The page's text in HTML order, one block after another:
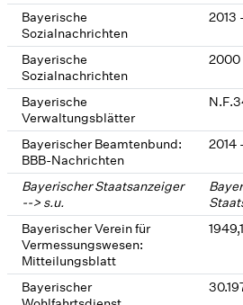
Bayerische
Sozialnachrichten
2013
Bayerische
Sozialnachrichten
2000
Bayerische
Verwaltungsblätter
Bayerischer Beamtenbund:
BBB-Nachrichten
2014
Bayerischer Staatsanzeiger
--> s.u.
Bayerischer Verein für
Vermessungswesen:
Mitteilungsblatt
Bayerischer